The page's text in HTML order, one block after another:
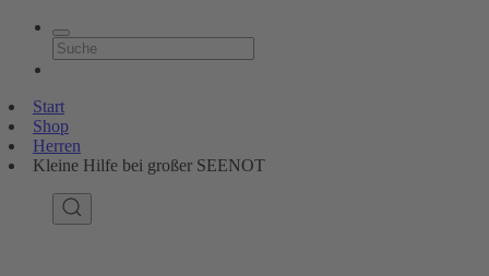
Start
Shop
Herren
Kleine Hilfe bei großer SEENOT